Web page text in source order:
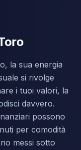
la sua energia
si rivolge
i tuoi valori, la
davvero.
possono
per comodità
messi sotto